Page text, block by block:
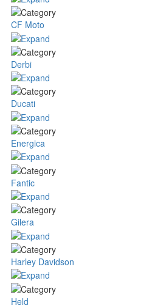
CF Moto
Derbi
Ducati
Energica
Fantic
Gilera
Harley Davidson
Held